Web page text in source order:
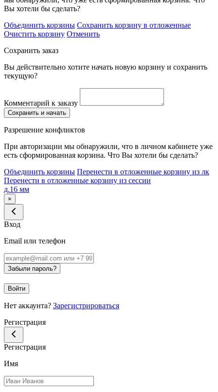
Вы хотели бы сделать?
Объединить корзины Сохранить корзину в отложенные
Очистить корзину Отменить
Сохранить заказ
Вы действительно хотите начать новую корзину и сохранить
текущую?
Комментарий к заказу
Сохранить и начать
Разрешение конфликтов
При авторизации мы обнаружили, что в личном кабинете уже
есть сформированная корзина. Что Вы хотели бы сделать?
Объединить корзины Перенести в отложенные корзину из лк
Перенести в отложенные корзину из сессии
д.16 мм
×
Вход
Email или телефон
Забыли пароль?
Войти
Нет аккаунта? Зарегистрироваться
Регистрация
Регистрация
Имя